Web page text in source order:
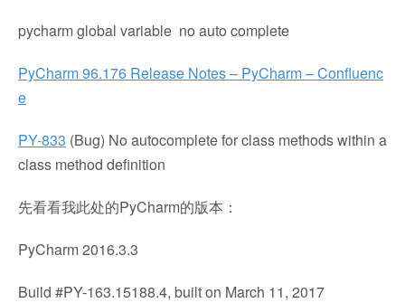
pycharm global variable no auto complete
PyCharm 96.176 Release Notes – PyCharm – Confluenc
e
PY-833 (Bug) No autocomplete for class methods within a
class method definition
先看看我此处的PyCharm的版本：
PyCharm 2016.3.3
Build #PY-163.15188.4, built on March 11, 2017